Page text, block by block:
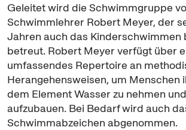
Geleitet wird die Schwimmgruppe
Schwimmlehrer Robert Meyer, der
Jahren auch das Kinderschwimmen
betreut. Robert Meyer verfügt über
umfassendes Repertoire an
Herangehensweisen, um Menschen
dem Element Wasser zu nehmen
aufzubauen. Bei Bedarf wird auch
Schwimmabzeichen abgenommen.